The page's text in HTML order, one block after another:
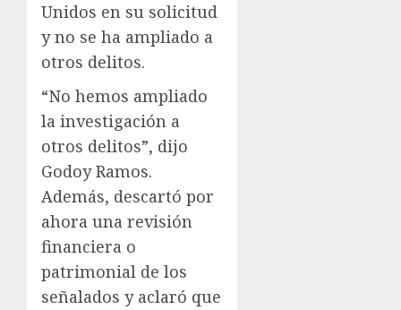
Unidos en su solicitud
y no se ha ampliado a
otros delitos.
“No hemos ampliado
la investigación a
otros delitos”, dijo
Godoy Ramos.
Además, descartó por
ahora una revisión
financiera o
patrimonial de los
señalados y aclaró que